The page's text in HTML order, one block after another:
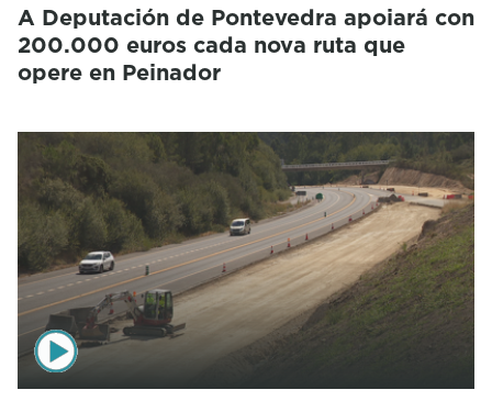
A Deputación de Pontevedra apoiará con
200.000 euros cada nova ruta que
opere en Peinador